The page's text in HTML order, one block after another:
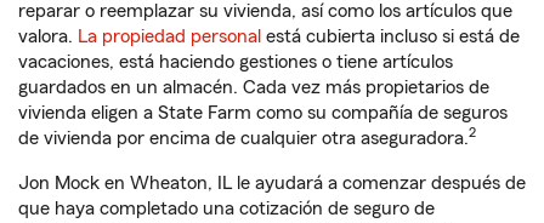
reparar o reemplazar su vivienda, así como los artículos que
valora. La propiedad personal está cubierta incluso si está de
vacaciones, está haciendo gestiones o tiene artículos
guardados en un almacén. Cada vez más propietarios de
vivienda eligen a State Farm como su compañía de seguros
de vivienda por encima de cualquier otra aseguradora.2
Jon Mock en Wheaton, IL le ayudará a comenzar después de
que haya completado una cotización de seguro de